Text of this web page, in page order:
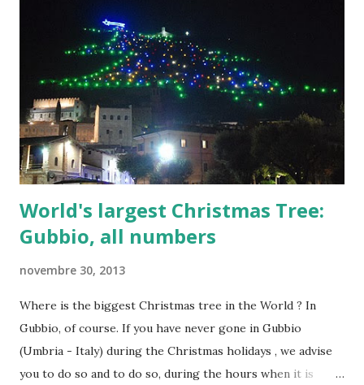
possono rendere dibattiti interessanti nelle sezioni dei
commenti, o piuttosto dibattiti che sono interessanti per i
partecipanti. Per molte persone sono semplicemente
un'altra cosa confusa sull'argomento, piena di termini e
concetti che sono mistificanti, e questo è un'indicazione del
più grande problema che Bitcoin ha. La natura complicata e
innovativa della tecnologia e la passione che lo circon...
World's largest Christmas Tree:
Gubbio, all numbers
novembre 30, 2013
Where is the biggest Christmas tree in the World ? In
Gubbio, of course. If you have never gone in Gubbio
(Umbria - Italy) during the Christmas holidays , we advise
you to do so and to do so, during the hours when it is